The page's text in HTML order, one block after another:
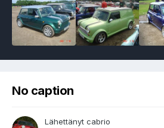
No caption
Lähettänyt cabrio